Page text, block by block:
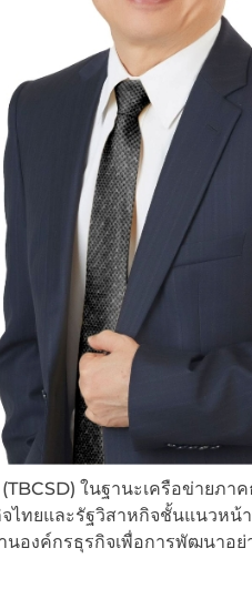
ในฐานะเครือข่ายภ
ไทยและรัฐวิสาหกิจชั้นแนวหน้
องค์กรธุรกิจเพื่อการพัฒนาอย่